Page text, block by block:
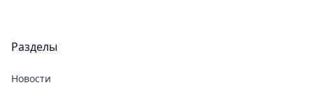
Разделы
Новости